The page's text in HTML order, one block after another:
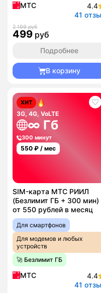
МТС
4.4
41
2 199 руб
499 руб
Подробнее
В корзину
ХИТ
3G, 4G, VoLTE
∞ Гб
300 минут
550 ₽ / мес
SIM-карта МТС РИИЛ
(Безлимит ГБ + 300 мин)
от 550 рублей в месяц
Для смартфонов
Для модемов и любых
устройств
🚀 Безлимит ГБ
МТС
4.4
41